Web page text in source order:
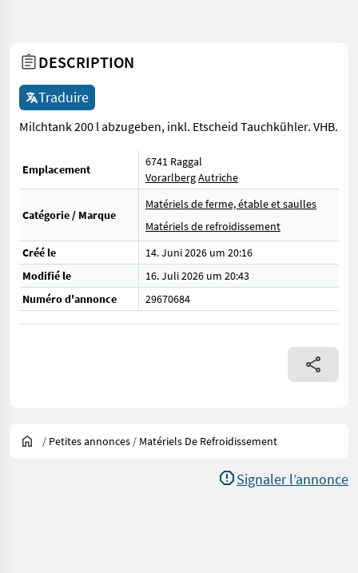
DESCRIPTION
Traduire
Milchtank 200 l abzugeben, inkl. Etscheid Tauchkühler. VHB.
Emplacement
6741 Raggal
VorarlbergAutriche
Catégorie / Marque
Matériels de ferme, étable et saulles
Matériels de refroidissement
Créé le
14. Juni 2026 um 20:16
Modifié le
16. Juli 2026 um 20:43
Numéro d'annonce
29670684
/ Petites annonces / Matériels De Refroidissement
Signaler l’annonce